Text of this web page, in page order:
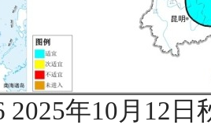
2025年10月12